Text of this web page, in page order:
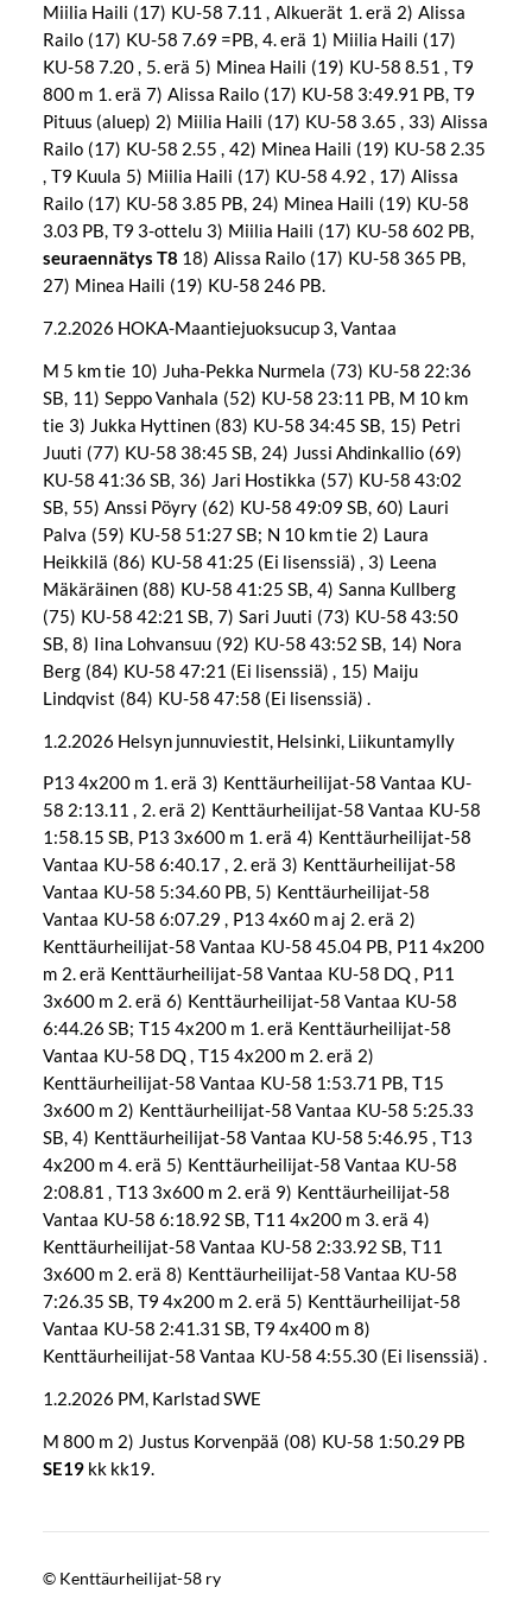
Miilia Haili (17) KU-58 7.11 , Alkuerät 1. erä 2) Alissa
Railo (17) KU-58 7.69 =PB, 4. erä 1) Miilia Haili (17)
KU-58 7.20 , 5. erä 5) Minea Haili (19) KU-58 8.51 , T9
800 m 1. erä 7) Alissa Railo (17) KU-58 3:49.91 PB, T9
Pituus (aluep) 2) Miilia Haili (17) KU-58 3.65 , 33) Alissa
Railo (17) KU-58 2.55 , 42) Minea Haili (19) KU-58 2.35
, T9 Kuula 5) Miilia Haili (17) KU-58 4.92 , 17) Alissa
Railo (17) KU-58 3.85 PB, 24) Minea Haili (19) KU-58
3.03 PB, T9 3-ottelu 3) Miilia Haili (17) KU-58 602 PB,
seuraennätys T8 18) Alissa Railo (17) KU-58 365 PB,
27) Minea Haili (19) KU-58 246 PB.
7.2.2026 HOKA-Maantiejuoksucup 3, Vantaa
M 5 km tie 10) Juha-Pekka Nurmela (73) KU-58 22:36
SB, 11) Seppo Vanhala (52) KU-58 23:11 PB, M 10 km
tie 3) Jukka Hyttinen (83) KU-58 34:45 SB, 15) Petri
Juuti (77) KU-58 38:45 SB, 24) Jussi Ahdinkallio (69)
KU-58 41:36 SB, 36) Jari Hostikka (57) KU-58 43:02
SB, 55) Anssi Pöyry (62) KU-58 49:09 SB, 60) Lauri
Palva (59) KU-58 51:27 SB; N 10 km tie 2) Laura
Heikkilä (86) KU-58 41:25 (Ei lisenssiä) , 3) Leena
Mäkäräinen (88) KU-58 41:25 SB, 4) Sanna Kullberg
(75) KU-58 42:21 SB, 7) Sari Juuti (73) KU-58 43:50
SB, 8) Iina Lohvansuu (92) KU-58 43:52 SB, 14) Nora
Berg (84) KU-58 47:21 (Ei lisenssiä) , 15) Maiju
Lindqvist (84) KU-58 47:58 (Ei lisenssiä) .
1.2.2026 Helsyn junnuviestit, Helsinki, Liikuntamylly
P13 4x200 m 1. erä 3) Kenttäurheilijat-58 Vantaa KU-
58 2:13.11 , 2. erä 2) Kenttäurheilijat-58 Vantaa KU-58
1:58.15 SB, P13 3x600 m 1. erä 4) Kenttäurheilijat-58
Vantaa KU-58 6:40.17 , 2. erä 3) Kenttäurheilijat-58
Vantaa KU-58 5:34.60 PB, 5) Kenttäurheilijat-58
Vantaa KU-58 6:07.29 , P13 4x60 m aj 2. erä 2)
Kenttäurheilijat-58 Vantaa KU-58 45.04 PB, P11 4x200
m 2. erä Kenttäurheilijat-58 Vantaa KU-58 DQ , P11
3x600 m 2. erä 6) Kenttäurheilijat-58 Vantaa KU-58
6:44.26 SB; T15 4x200 m 1. erä Kenttäurheilijat-58
Vantaa KU-58 DQ , T15 4x200 m 2. erä 2)
Kenttäurheilijat-58 Vantaa KU-58 1:53.71 PB, T15
3x600 m 2) Kenttäurheilijat-58 Vantaa KU-58 5:25.33
SB, 4) Kenttäurheilijat-58 Vantaa KU-58 5:46.95 , T13
4x200 m 4. erä 5) Kenttäurheilijat-58 Vantaa KU-58
2:08.81 , T13 3x600 m 2. erä 9) Kenttäurheilijat-58
Vantaa KU-58 6:18.92 SB, T11 4x200 m 3. erä 4)
Kenttäurheilijat-58 Vantaa KU-58 2:33.92 SB, T11
3x600 m 2. erä 8) Kenttäurheilijat-58 Vantaa KU-58
7:26.35 SB, T9 4x200 m 2. erä 5) Kenttäurheilijat-58
Vantaa KU-58 2:41.31 SB, T9 4x400 m 8)
Kenttäurheilijat-58 Vantaa KU-58 4:55.30 (Ei lisenssiä) .
1.2.2026 PM, Karlstad SWE
M 800 m 2) Justus Korvenpää (08) KU-58 1:50.29 PB
SE19kk kk19.
© Kenttäurheilijat-58 ry